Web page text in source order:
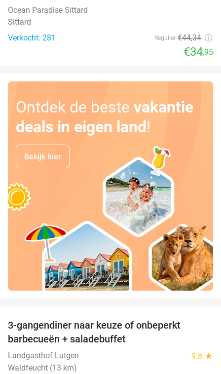
Ocean Paradise Sittard
Sittard
Verkocht: 281
Regulier €44,34
€34,95
Ontdek de beste vakantie
deals in eigen land!
Bekijk hier
3-gangendiner naar keuze of onbeperkt
barbecueën + saladebuffet
Landgasthof Lutgen 9.8 star
Waldfeucht (13 km)